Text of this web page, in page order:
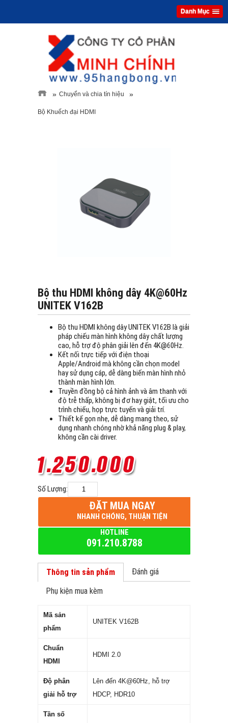
Danh Mục
» Chuyển và chia tín hiệu »
Bộ Khuếch đại HDMI
Bộ thu HDMI không dây 4K@60Hz
UNITEK V162B
Bộ thu HDMI không dây UNITEK V162B là giải
pháp chiếu màn hình không dây chất lượng
cao, hỗ trợ độ phân giải lên đến 4K@60Hz.
Kết nối trực tiếp với điện thoại
Apple/Android mà không cần chọn model
hay sử dụng cáp, dễ dàng biến màn hình nhỏ
thành màn hình lớn.
Truyền đồng bộ cả hình ảnh và âm thanh với
độ trễ thấp, không bị đơ hay giật, tối ưu cho
trình chiếu, họp trực tuyến và giải trí.
Thiết kế gọn nhẹ, dễ dàng mang theo, sử
dụng nhanh chóng nhờ khả năng plug & play,
không cần cài driver.
Số Lượng:
ĐẶT MUA NGAY
NHANH CHÓNG, THUẬN TIỆN
HOTLINE
091.210.8788
Thông tin sản phẩm
Đánh giá
Phụ kiện mua kèm
Mã sản
phẩm
UNITEK V162B
Chuẩn
HDMI
HDMI 2.0
Độ phân
giải hỗ trợ
Lên đến 4K@60Hz, hỗ trợ
HDCP, HDR10
Tần số